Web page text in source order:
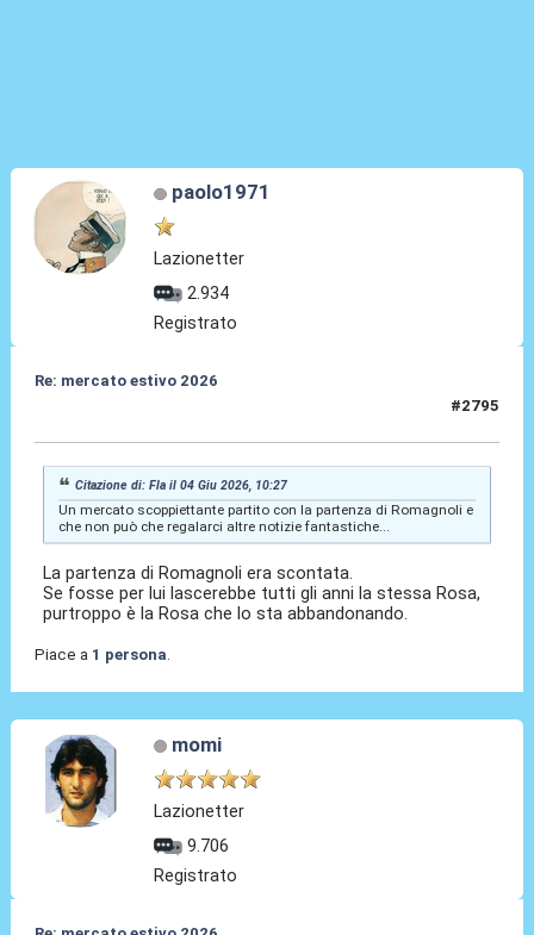
paolo1971
Lazionetter
2.934
Registrato
Re: mercato estivo 2026
#2795
Citazione di: Fla il 04 Giu 2026, 10:27
Un mercato scoppiettante partito con la partenza di Romagnoli e
che non può che regalarci altre notizie fantastiche...
La partenza di Romagnoli era scontata.
Se fosse per lui lascerebbe tutti gli anni la stessa Rosa,
purtroppo è la Rosa che lo sta abbandonando.
Piace a 1 persona.
momi
Lazionetter
9.706
Registrato